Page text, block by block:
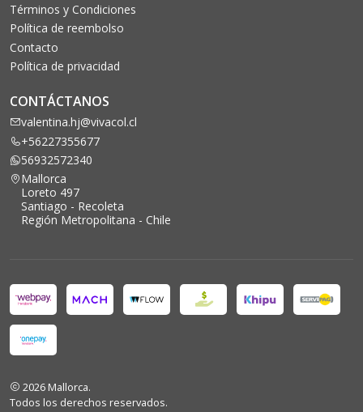
Términos y Condiciones
Política de reembolso
Contacto
Política de privacidad
CONTÁCTANOS
valentina.hj@vivacol.cl
+56227355677
56932572340
Mallorca
Loreto 497
Santiago - Recoleta
Región Metropolitana - Chile
2026 Mallorca.
Todos los derechos reservados.